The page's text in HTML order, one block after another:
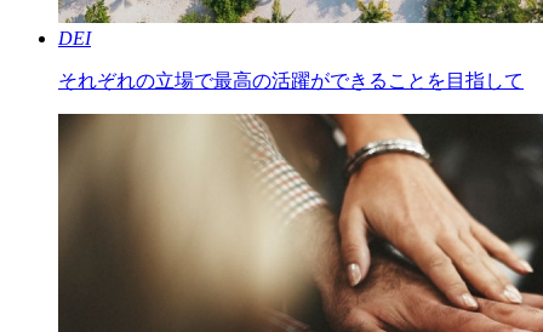
DEI
それぞれの立場で最高の活躍ができることを目指して